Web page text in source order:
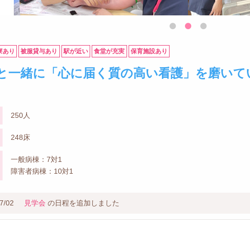
あり 被服貸与あり 駅が近い 食堂が充実 保育施設あり
一緒に「心に届く質の高い看護」を磨いて
250人
248床
一般病棟：7対1
障害者病棟：10対1
02 見学会 の日程を追加しました